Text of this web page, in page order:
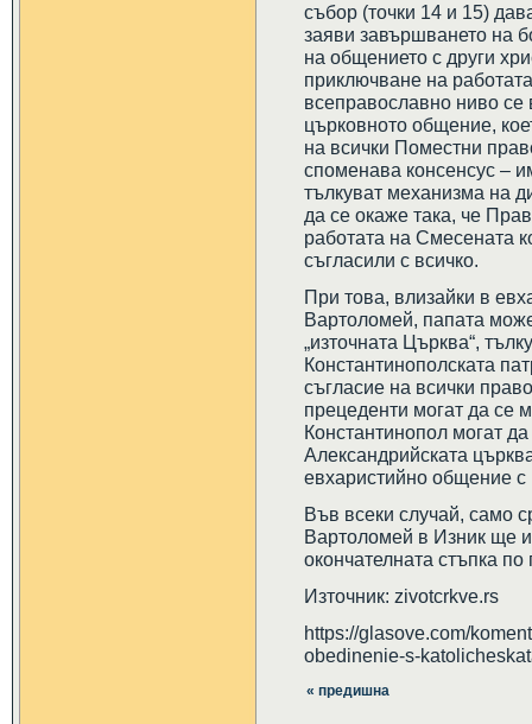
събор (точки 14 и 15)
заяви завършването на
на общението с други
приключване на
всеправославно ниво
църковното общение,
на всички Поместни
споменава консенсус –
тълкуват механизма на
да се окаже така, че
работата на Смесената
съгласили с всичко.
При това, влизайки в
Вартоломей, папата
„източната Църква“,
Константинополската
съгласие на всички
прецеденти могат да се
Константинопол могат
Александрийската
евхаристийно общение с
Във всеки случай, само
Вартоломей в Изник ще
окончателната стъпка
Източник: zivotcrkve.rs
https://glasove.com/
obedinenie-s-
« предишна